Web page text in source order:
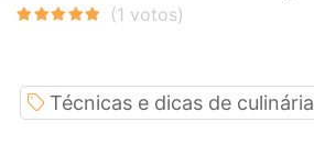
Técnicas e dicas de culinária